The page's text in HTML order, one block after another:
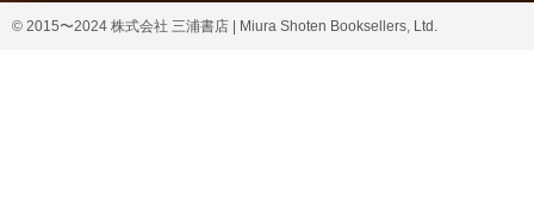
© 2015〜2024 株式会社 三浦書店 | Miura Shoten Booksellers, Ltd.